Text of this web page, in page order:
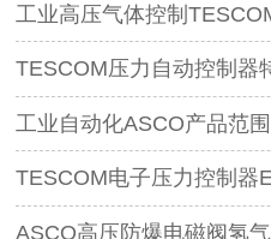
工业高压气体控制TESCOM背
TESCOM压力自动控制器
工业自动化ASCO产品范
TESCOM电子压力控制器
ASCO高压防爆电磁阀氢